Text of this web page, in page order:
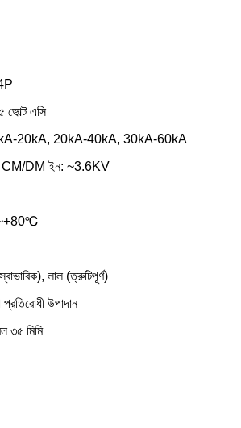
ভোল্ট এসি
20kA, 20kA-40kA, 30kA-60kA
CM/DM ইন: ~3.6KV
~+80℃
লাল (ত্রুটিপূর্ণ)
প্রতিরোধী উপাদান
৩৫ মিমি